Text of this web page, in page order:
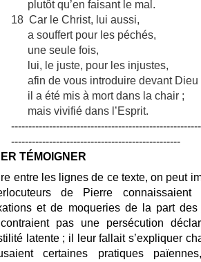
plutôt qu’en faisant le mal.
18 Car le Christ, lui aussi,
a souffert pour les péchés,
une seule fois,
lui, le juste, pour les injustes,
afin de vous introduire devant Dieu
il a été mis à mort dans la chair ;
mais vivifié dans l’Esprit.
-------------------------------------------------
TÉMOIGNER
entre les lignes de ce texte, on peut
de Pierre connaissaient
et de moqueries de la part
pas une persécution
latente ; il leur fallait s’expliquer
certaines pratiques